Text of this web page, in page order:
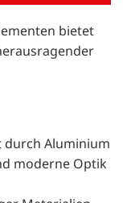
bietet
durch Aluminium
moderne Optik